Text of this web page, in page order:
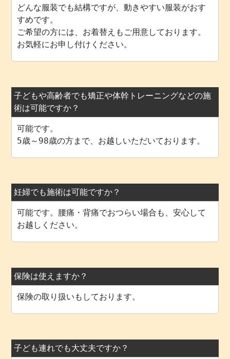
どんな服装でも結構ですが、動きやすい服装がおす
すめです。
ご希望の方には、お着替えもご用意しております。
お気軽にお申し付けください。
子どもや高齢者でも矯正や体幹トレーニングなどの施
術は可能ですか？
可能です。
5歳～98歳の方まで、お越しいただいております。
妊婦でも施術は可能ですか？
可能です。腰痛・背痛でおつらい場合も、安心して
お越しください。
保険は使えますか？
保険の取り扱いもしております。
子ども連れでも大丈夫ですか？